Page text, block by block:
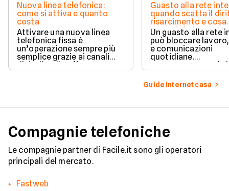
Nuova linea telefonica:
come si attiva e quanto
costa
Attivare una nuova linea
telefonica fissa è
un’operazione sempre più
semplice grazie ai canali
integrate con internet casa.
Guasto alla rete
quando scatta il
risarcimento e cosa
prevede la legge
Un guasto alla rete
può bloccare
e comunicazioni
quotidiane.
prevede strumenti
per ottenere un
risarcimento in
Guide internet casa
Compagnie telefoniche
Le compagnie partner di Facile.it sono gli operatori
principali del mercato.
Fastweb